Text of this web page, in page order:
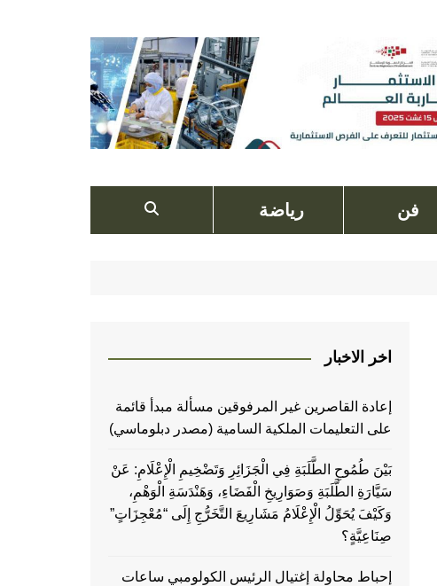
فن رياضة
اخر الاخبار
إعادة القاصرين غير المرفوقين مسألة مبدأ قائمة
على التعليمات الملكية السامية (مصدر دبلوماسي)
بَيْنَ طُمُوحِ الطَّلَبَةِ فِي الْجَزَائِرِ وَتَضْخِيمِ الْإِعْلَامِ: عَنْ
سَيَّارَةِ الطَّلَبَةِ وَصَوَارِيخِ الْفَضَاءِ، وَهَنْدَسَةِ الْوَهْمِ،
وَكَيْفَ يُحَوِّلُ الْإِعْلَامُ مَشَارِيعَ التَّخَرُّجِ إِلَى “مُعْجِزَاتٍ”
صِنَاعِيَّةٍ؟
إحباط محاولة إغتيال الرئيس الكولومبي ساعات